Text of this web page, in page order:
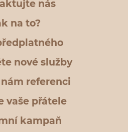
nás
na to?
nové služby
referenci
vaše přátele
kampaň